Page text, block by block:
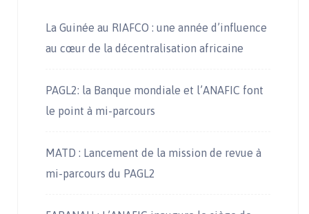
La Guinée au RIAFCO : une année d’influence
au cœur de la décentralisation africaine
PAGL2: la Banque mondiale et l’ANAFIC font
le point à mi-parcours
MATD : Lancement de la mission de revue à
mi-parcours du PAGL2